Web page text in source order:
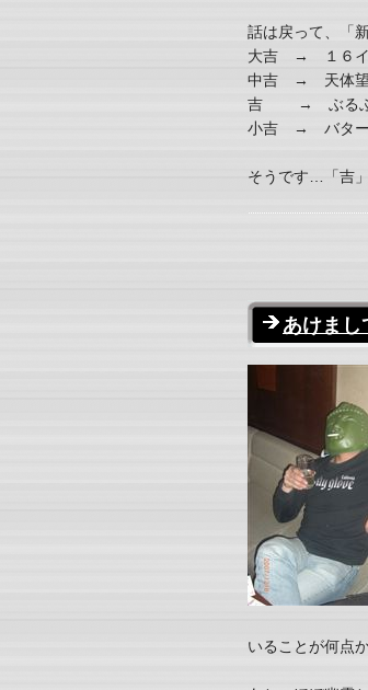
話は戻って、「
大吉 → １６イ
中吉 → 天体望
吉 → ぶるぶ
小吉 → バター
そうです…「吉
あけま
いることが何点